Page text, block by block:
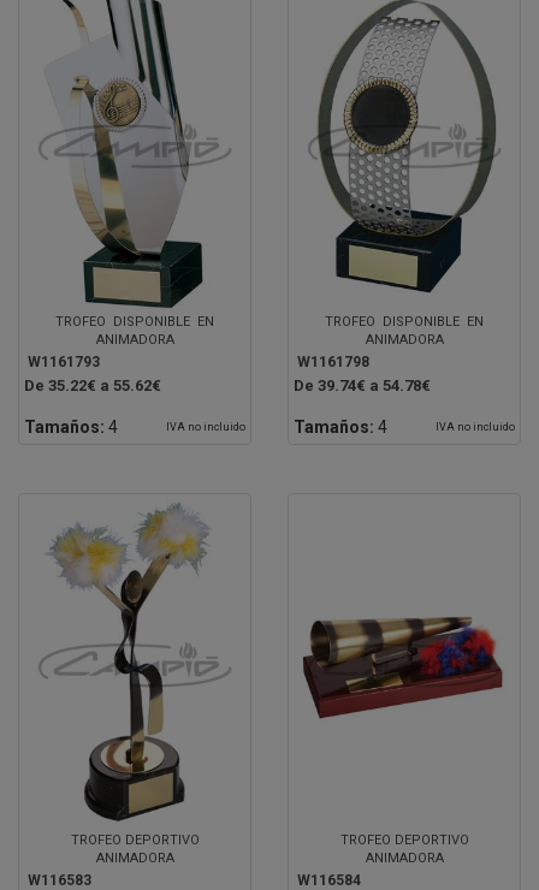
TROFEO DISPONIBLE EN
ANIMADORA
W1161793
De 35.22€ a 55.62€
Tamaños: 4 IVA no incluido
TROFEO DISPONIBLE EN
ANIMADORA
W1161798
De 39.74€ a 54.78€
Tamaños: 4 IVA no incluido
TROFEO DEPORTIVO
ANIMADORA
W116583
TROFEO DEPORTIVO
ANIMADORA
W116584